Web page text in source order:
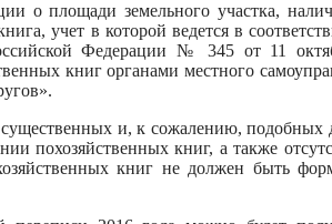
о площади земельного участка,
учет в которой ведется в
Федерации № 345 от 11
книг органами местного
существенных и, к сожалению,
похозяйственных книг, а также
книг не должен быть